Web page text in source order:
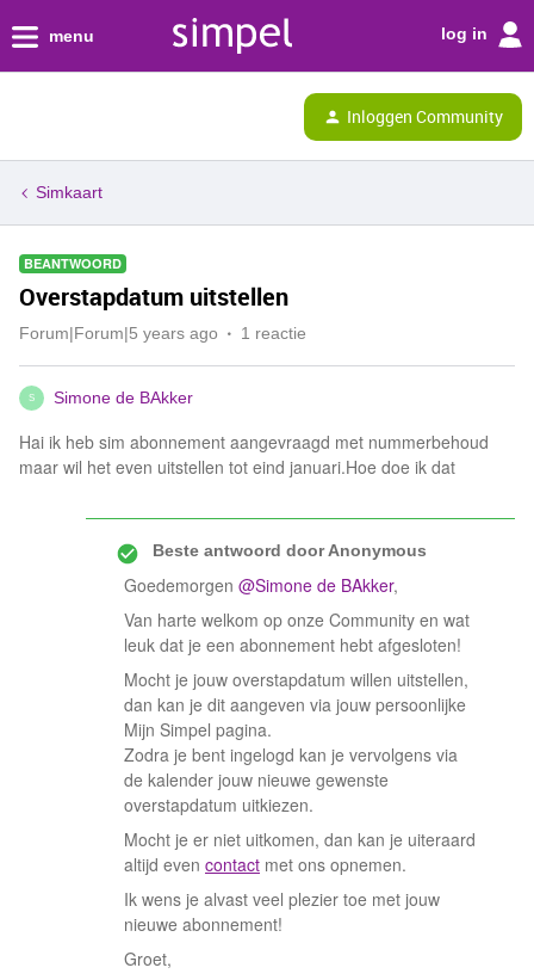
menu log in
Inloggen Community
Simkaart
BEANTWOORD
Overstapdatum uitstellen
Forum|Forum|5 years ago 1 reactie
S Simone de BAkker
Hai ik heb sim abonnement aangevraagd met nummerbehoud
maar wil het even uitstellen tot eind januari.Hoe doe ik dat
Beste antwoord doorAnonymous
Goedemorgen @Simone de BAkker,
Van harte welkom op onze Community en wat
leuk dat je een abonnement hebt afgesloten!
Mocht je jouw overstapdatum willen uitstellen,
dan kan je dit aangeven via jouw persoonlijke
Mijn Simpel pagina.
Zodra je bent ingelogd kan je vervolgens via
de kalender jouw nieuwe gewenste
overstapdatum uitkiezen.
Mocht je er niet uitkomen, dan kan je uiteraard
altijd even contact met ons opnemen.
Ik wens je alvast veel plezier toe met jouw
nieuwe abonnement!
Groet,